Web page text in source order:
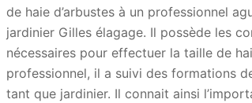
de haie d’arbustes à un professionnel
jardinier Gilles élagage. Il possède les
nécessaires pour effectuer la taille de
professionnel, il a suivi des formations
tant que jardinier. Il connait ainsi